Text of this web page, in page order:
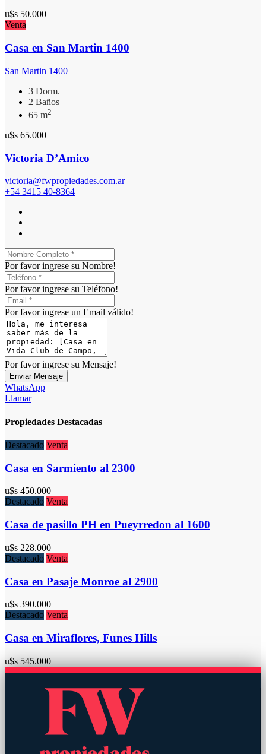
u$s 50.000
Venta
Casa en San Martin 1400
San Martin 1400
3 Dorm.
2 Baños
65 m2
u$s 65.000
Victoria D’Amico
victoria@fwpropiedades.com.ar
+54 3415 40-8364
Por favor ingrese su Nombre!
Por favor ingrese su Teléfono!
Por favor ingrese un Email válido!
Por favor ingrese su Mensaje!
Enviar Mensaje
WhatsApp
Llamar
Propiedades Destacadas
Destacado Venta
Casa en Sarmiento al 2300
u$s 450.000
Destacado Venta
Casa de pasillo PH en Pueyrredon al 1600
u$s 228.000
Destacado Venta
Casa en Pasaje Monroe al 2900
u$s 390.000
Destacado Venta
Casa en Miraflores, Funes Hills
u$s 545.000